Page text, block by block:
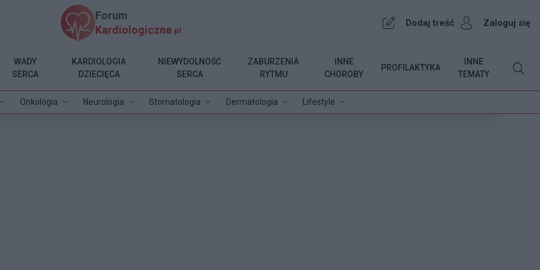
Forum
Kardiologiczne .pl
Dodaj treść Zaloguj się
Onkologia Neurologia Stomatologia Dermatologia Lifestyle
WADY
SERCA
KARDIOLOGIA
DZIECIĘCA
NIEWYDOLNOŚĆ
SERCA
ZABURZENIA
RYTMU
INNE
CHOROBY
PROFILAKTYKA
INNE
TEMATY